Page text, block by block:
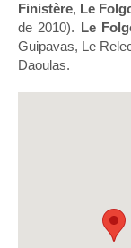
Finistère, Le
de 2010). Le
Guipavas, Le
Daoulas.